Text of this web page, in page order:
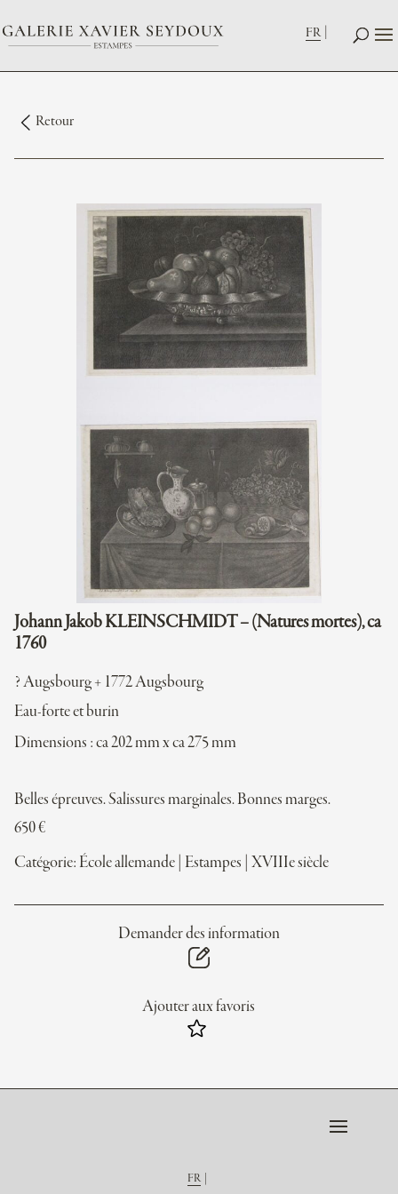
FR
Retour
Johann Jakob KLEINSCHMIDT – (Natures mortes), ca
1760
? Augsbourg + 1772 Augsbourg
Eau-forte et burin
Dimensions : ca 202 mm x ca 275 mm
Belles épreuves. Salissures marginales. Bonnes marges.
650€
Catégorie: École allemande Estampes XVIIIe siècle
Demander des information
Ajouter aux favoris
FR